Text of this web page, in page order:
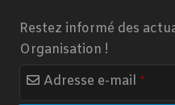
Restez informé des
Organisation !
Adresse e-mail *